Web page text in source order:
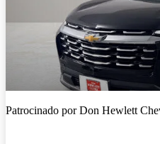
Patrocinado porDon Hewlett